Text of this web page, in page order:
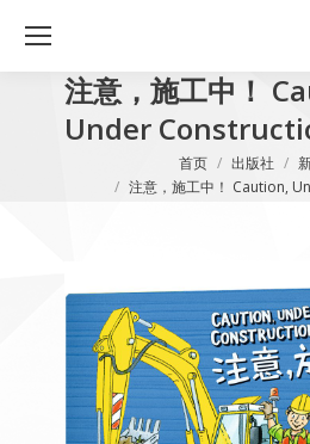
注意，施工中！
Under
首页 出版社
注意，施工中！ Caution,